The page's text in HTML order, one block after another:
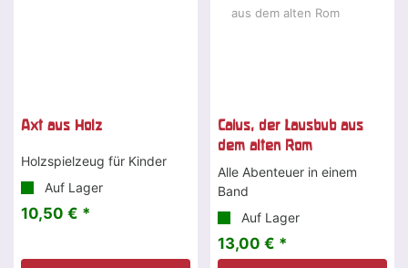
Axt aus Holz
Holzspielzeug für Kinder
Auf Lager
10,50 € *
Caius, der Lausbub aus
dem alten Rom
Alle Abenteuer in einem
Band
Auf Lager
13,00 € *